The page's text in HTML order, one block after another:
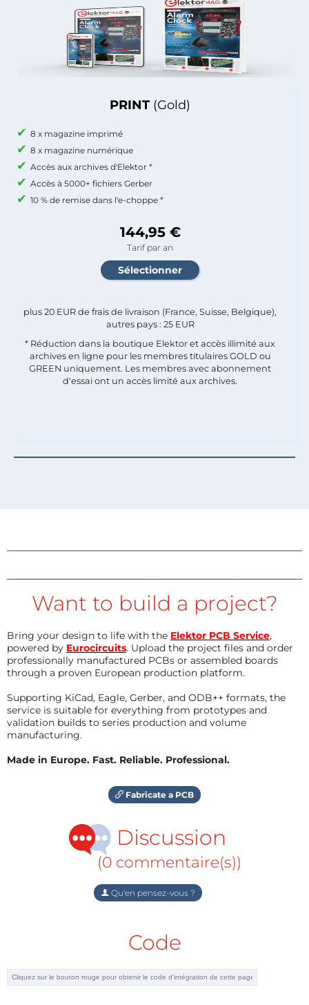
PRINT (Gold)
8 x magazine imprimé
8 x magazine numérique
Accès aux archives d'Elektor *
Accès à 5000+ fichiers Gerber
10 % de remise dans l'e-choppe *
144,95 €
Tarif par an
plus 20 EUR de frais de livraison (France, Suisse, Belgique),
autres pays : 25 EUR
* Réduction dans la boutique Elektor et accès illimité aux
archives en ligne pour les membres titulaires GOLD ou
GREEN uniquement. Les membres avec abonnement
d'essai ont un accès limité aux archives.
Want to build a project?
Bring your design to life with the Elektor PCB Service,
powered by Eurocircuits. Upload the project files and order
professionally manufactured PCBs or assembled boards
through a proven European production platform.
Supporting KiCad, Eagle, Gerber, and ODB++ formats, the
service is suitable for everything from prototypes and
validation builds to series production and volume
manufacturing.
Made in Europe. Fast. Reliable. Professional.
Fabricate a PCB
Discussion
(0 commentaire(s))
Qu'en pensez-vous ?
Code